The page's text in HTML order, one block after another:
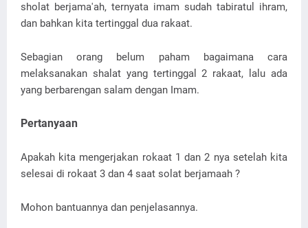
sholat berjama'ah, ternyata imam sudah tabiratul ihram,
dan bahkan kita tertinggal dua rakaat.
Sebagian orang belum paham bagaimana cara
melaksanakan shalat yang tertinggal 2 rakaat, lalu ada
yang berbarengan salam dengan Imam.
Pertanyaan
Apakah kita mengerjakan rokaat 1 dan 2 nya setelah kita
selesai di rokaat 3 dan 4 saat solat berjamaah ?
Mohon bantuannya dan penjelasannya.